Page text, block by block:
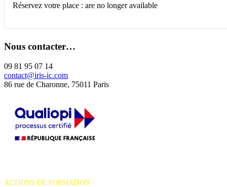
Réservez votre place : are no longer available
Nous contacter…
09 81 95 07 14
contact@iris-ic.com
86 rue de Charonne, 75011 Paris
ACTIONS DE FORMATION